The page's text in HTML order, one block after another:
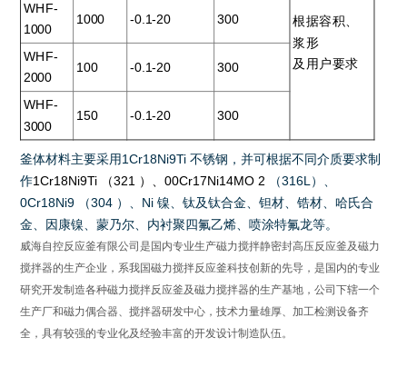
根据容积、
浆形
及用户要求
WHF-
1000
1000 -0.1-20 300
WHF-
2000
100 -0.1-20 300
WHF-
3000
150 -0.1-20 300
釜体材料主要采用1Cr18Ni9Ti不锈钢，并可根据不同介质要求制
作1Cr18Ni9Ti （321 ）、00Cr17Ni14MO 2 （316L ）、
0Cr18Ni9
（304 ）、 Ni镍、钛及钛合金、钽材、锆材、哈氏合
金、因康镍、蒙乃尔、内衬聚四氟乙烯、喷涂特氟龙等。
威海自控反应釜有限公司是国内专业生产磁力搅拌静密封高压反应釜及磁力
搅拌器的生产企业，系我国磁力搅拌反应釜科技创新的先导，是国内的专业
研究开发制造各种磁力搅拌反应釜及磁力搅拌器的生产基地，公司下辖一个
生产厂和磁力偶合器、搅拌器研发中心，技术力量雄厚、加工检测设备齐
全，具有较强的专业化及经验丰富的开发设计制造队伍。